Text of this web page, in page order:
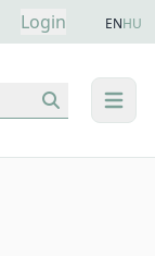
Login ENHU
menu